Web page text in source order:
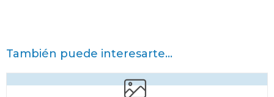
También puede interesarte...